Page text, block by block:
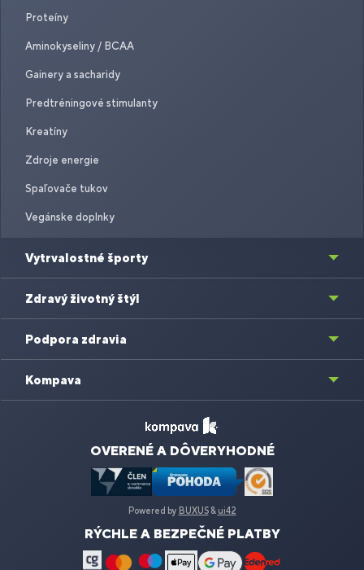
Proteíny
Aminokyseliny / BCAA
Gainery a sacharidy
Predtréningové stimulanty
Kreatíny
Zdroje energie
Spaľovače tukov
Vegánske doplnky
Vytrvalostné športy
Zdravý životný štýl
Podpora zdravia
Kompava
OVERENÉ A DÔVERYHODNÉ
Powered by BUXUS& ui42
RÝCHLE A BEZPEČNÉ PLATBY